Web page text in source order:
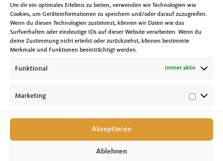
Um dir ein optimales Erlebnis zu bieten, verwenden wir Technologien wie
Cookies, um Geräteinformationen zu speichern und/oder darauf zuzugreifen.
Wenn du diesen Technologien zustimmst, können wir Daten wie das
Surfverhalten oder eindeutige IDs auf dieser Website verarbeiten. Wenn du
deine Zustimmung nicht erteilst oder zurückziehst, können bestimmte
Merkmale und Funktionen beeinträchtigt werden.
Funktional Immer aktiv
Marketing
Akzeptieren
Ablehnen
gibt es zwei dieser Informationsbüros in Sachsen-Anhalt. Ein besonderer Dank an
die Konrad-Adenauer-Stiftung Sachsen-Anhalt die bisher wirklich gute
Informationsarbeit auf diesem Gebiet geleistet hast. Mehr Informationen unter
http://edic-md.eu
Am Freitag besuchte auf Einladung meines Landtagskollegen Bernhard Daldrup
eine integrative Kindertageseinrichtung in Blankenburg. Danach ging es in die
Jugendherberge in Schierke zur Klausurtagung des Landesvorstandes der CDU
verschiedenen Anträgen gab es einen sehr interessanten Vortrag von Paul
unter anderem unter